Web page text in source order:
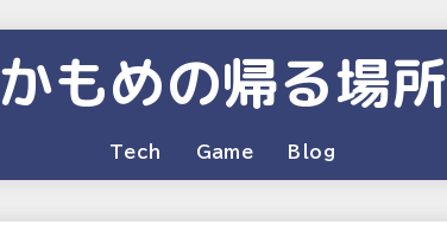
かもめの帰る場所
Tech Game Blog